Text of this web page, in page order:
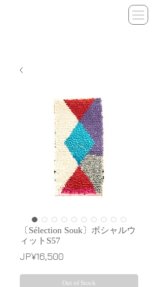
〔Sélection Souk〕ボシャルウ
ィットS57
JP¥16,500
Out of Stock